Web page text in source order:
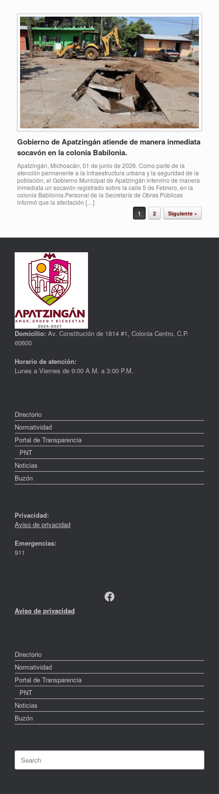
Gobierno de Apatzingán atiende de manera inmediata
socavón en la colonia Babilonia.
Apatzingán, Michoacán, 01 de junio de 2026. Como parte de la
atención permanente a la infraestructura urbana y la seguridad de la
población, el Gobierno Municipal de Apatzingán intervino de manera
inmediata un socavón registrado sobre la calle 5 de Febrero, en la
colonia Babilonia.Personal de la Secretaría de Obras Públicas
informó que la afectación […]
1 2 Siguiente »
Domicilio: Av. Constitución de 1814 #1, Colonia Centro, C.P.
60600
Horario de atención:
Lunes a Viernes de 9:00 A.M. a 3:00 P.M.
Directorio
Normatividad
Portal de Transparencia
PNT
Noticias
Buzón
Privacidad:
Aviso de privacidad
Emergencias:
911
Facebook
Aviso de privacidad
Directorio
Normatividad
Portal de Transparencia
PNT
Noticias
Buzón
Search
for: